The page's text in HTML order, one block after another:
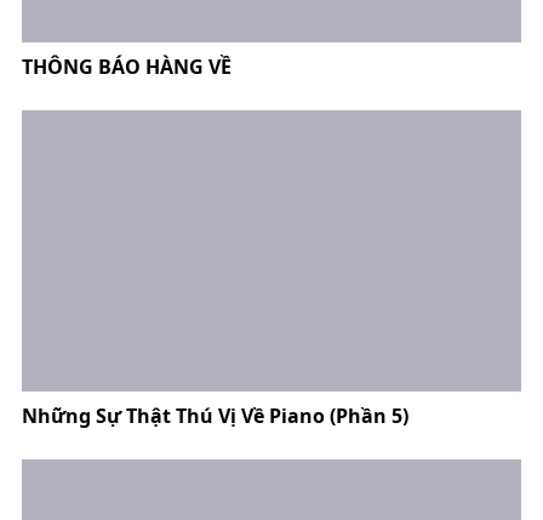
THÔNG BÁO HÀNG VỀ
Những Sự Thật Thú Vị Về Piano (Phần 5)